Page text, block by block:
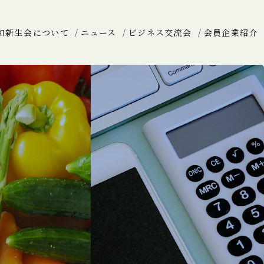
新生会について ニュース ビジネス交流会 会員企業紹介